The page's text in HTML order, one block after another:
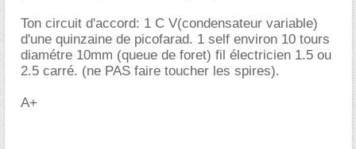
Ton circuit d'accord: 1 C V(condensateur variable)
d'une quinzaine de picofarad. 1 self environ 10 tours
diamétre 10mm (queue de foret) fil électricien 1.5 ou
2.5 carré. (ne PAS faire toucher les spires).
A+